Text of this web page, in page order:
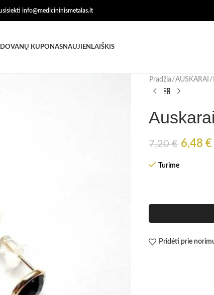
info@medicininismetalas.lt
DOVANŲ KUPONASNAUJIENLAIŠKIS
Pradžia AUSKARAI
7,20€ 6,48 €
Turime
Pridėti prie